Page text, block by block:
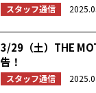
スタッフ通信
3/29（土）THE
告！
スタッフ通信